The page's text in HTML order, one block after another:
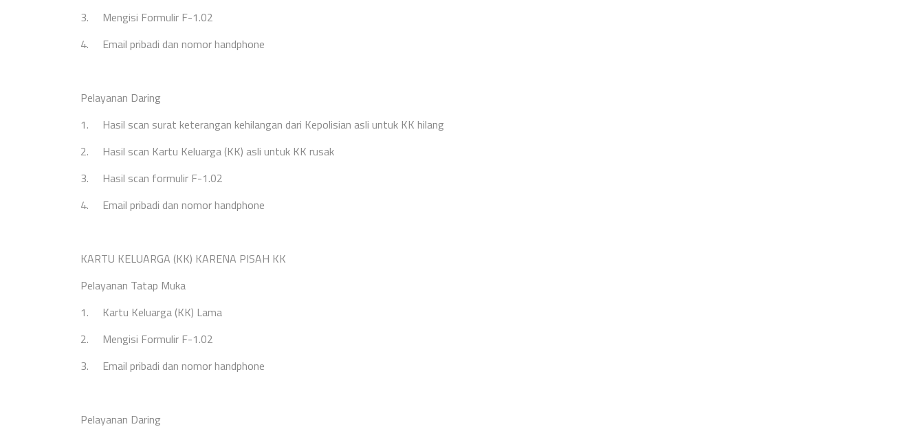
3.
Mengisi Formulir F-1.02
4.
Email pribadi dan nomor handphone
Pelayanan Daring
1.
Hasil scan surat keterangan kehilangan dari Kepolisian asli untuk KK hilang
2.
Hasil scan Kartu Keluarga (KK) asli untuk KK rusak
3.
Hasil scan formulir F-1.02
4.
Email pribadi dan nomor handphone
KARTU KELUARGA (KK) KARENA PISAH KK
Pelayanan Tatap Muka
1.
Kartu Keluarga (KK) Lama
2.
Mengisi Formulir F-1.02
3.
Email pribadi dan nomor handphone
Pelayanan Daring